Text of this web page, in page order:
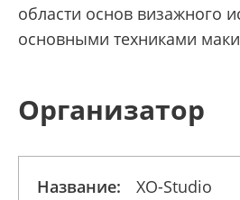
области основ визажного
основными техниками
Организатор
Название:
XO-Studio